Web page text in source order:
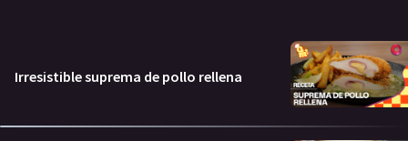
Irresistible suprema de pollo rellena